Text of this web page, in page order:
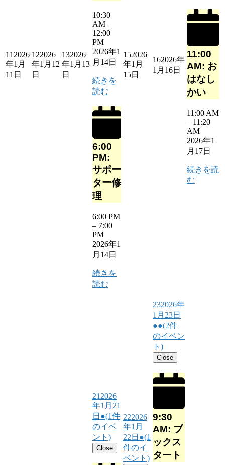
11 2026
年1月
11日
122026
年1月12
日
132026
年1月13
日
10:30
AM –
12:00
PM
2026年1
月14日
続きを
読む
6:00
PM:
サポー
ター修
理
6:00 PM
– 7:00
PM
2026年1
月14日
続きを
読む
152026
年1月
15日
162026年
1月16日
11:00
AM: お
はなし
かい
11:00 AM
– 11:20
AM
2026年1
月17日
続きを読
む
21 2026
年1月21
日 ●(1件
のイベ
ント)
Close
222026
年1月
22日 ●(1
件のイ
ベント)
232026年
1月23日
●●(2件
のイベン
ト)
Close
9:30
AM: ブ
ックス
タート